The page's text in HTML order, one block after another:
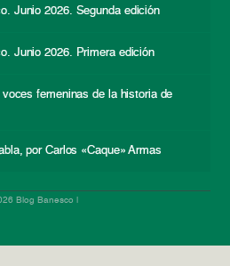
Junio 2026. Segunda edición
Junio 2026. Primera edición
femeninas de la historia de
por Carlos «Caque» Armas
Blog Banesco |